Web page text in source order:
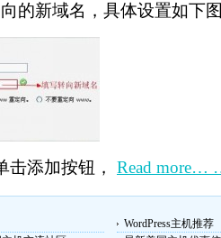
的新域名，具体设置如下
击添加按钮， Read more…
WordPress主机推荐